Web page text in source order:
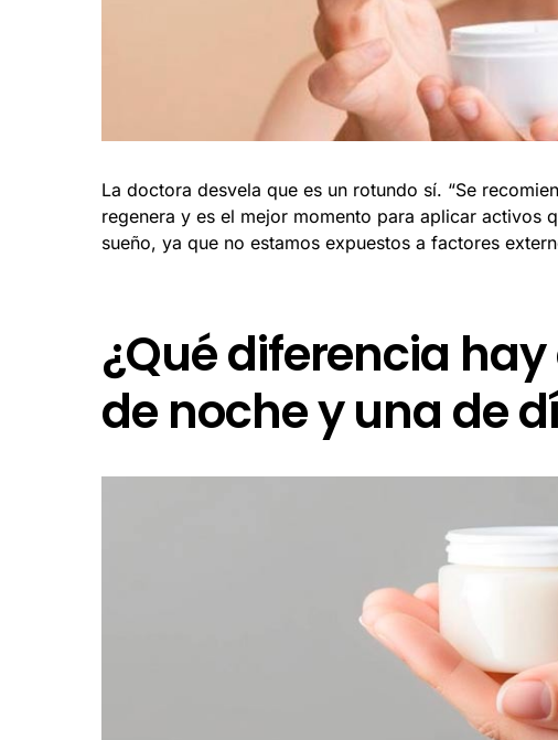
La doctora desvela que es un rotundo sí. “Se
regenera y es el mejor momento para aplicar activos
sueño, ya que no estamos expuestos a factores
¿Qué diferencia
de noche y una de